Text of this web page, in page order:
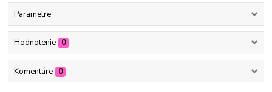
Parametre
Hodnotenie 0
Komentáre 0